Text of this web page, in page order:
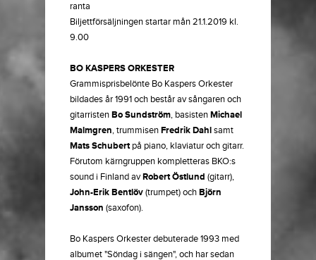
ranta
Biljettförsäljningen startar mån 21.1.2019 kl.
9.00
BO KASPERS ORKESTER
Grammisprisbelönte Bo Kaspers Orkester
bildades år 1991 och består av sångaren och
gitarristenBo Sundström, basistenMichael
Malmgren, trummisenFredrik Dahlsamt
Mats Schubertpå piano, klaviatur och gitarr.
Förutom kärngruppen kompletteras BKO:s
sound i Finland avRobert Östlund (gitarr),
John-Erik Bentlöv(trumpet) ochBjörn
Jansson (saxofon).
Bo Kaspers Orkester debuterade 1993 med
albumet "Söndag i sängen", och har sedan